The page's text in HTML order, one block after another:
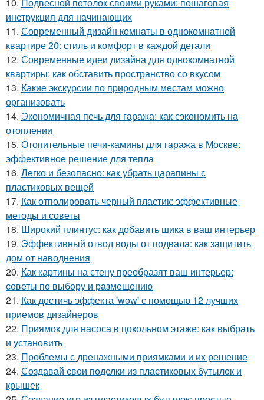
инструкция для начинающих
11. Современный дизайн комнаты в однокомнатной
квартире 20: стиль и комфорт в каждой детали
12. Современные идеи дизайна для однокомнатной
квартиры: как обставить пространство со вкусом
13. Какие экскурсии по природным местам можно
организовать
14. Экономичная печь для гаража: как сэкономить на
отоплении
15. Отопительные печи-камины для гаража в Москве:
эффективное решение для тепла
16. Легко и безопасно: как убрать царапины с
пластиковых вещей
17. Как отполировать черный пластик: эффективные
методы и советы
18. Широкий плинтус: как добавить шика в ваш интерьер
19. Эффективный отвод воды от подвала: как защитить
дом от наводнения
20. Как картины на стену преобразят ваш интерьер:
советы по выбору и размещению
21. Как достичь эффекта 'wow' с помощью 12 лучших
приемов дизайнеров
22. Приямок для насоса в цокольном этаже: как выбрать
и установить
23. Проблемы с дренажными приямками и их решение
24. Создавай свои поделки из пластиковых бутылок и
крышек